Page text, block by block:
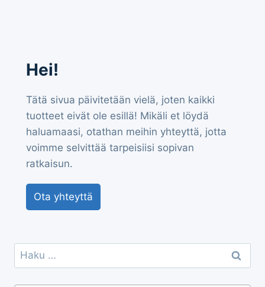
Hei!
Tätä sivua päivitetään vielä, joten kaikki
tuotteet eivät ole esillä! Mikäli et löydä
haluamaasi, otathan meihin yhteyttä, jotta
voimme selvittää tarpeisiisi sopivan
ratkaisun.
Ota yhteyttä
Haku: